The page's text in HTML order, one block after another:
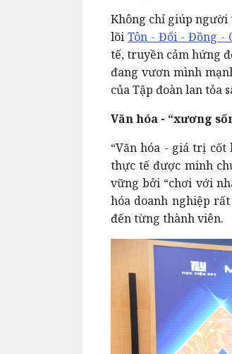
Không chỉ giúp người
lõiTôn - Đổi - Đồng -
tế, truyền cảm hứng
đang vươn mình
của Tập đoàn lan tỏa
Văn hóa - “xương
“Văn hóa - giá trị cốt
thực tế được minh
vững bởi “chơi với
hóa doanh nghiệp
đến từng thành viên.